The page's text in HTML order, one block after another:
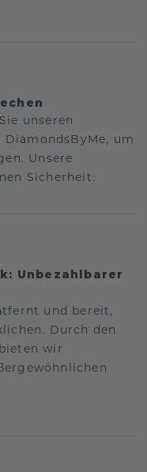
unseren
um
Unsere
Sicherheit.
Unbezahlbarer
und bereit,
Durch den
wir